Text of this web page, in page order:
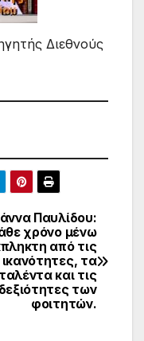
Διεθνούς
Παυλίδου:
χρόνο μένω
από τις
ικανότητες, τα
ταλέντα και τις
δεξιότητες των
φοιτητών.